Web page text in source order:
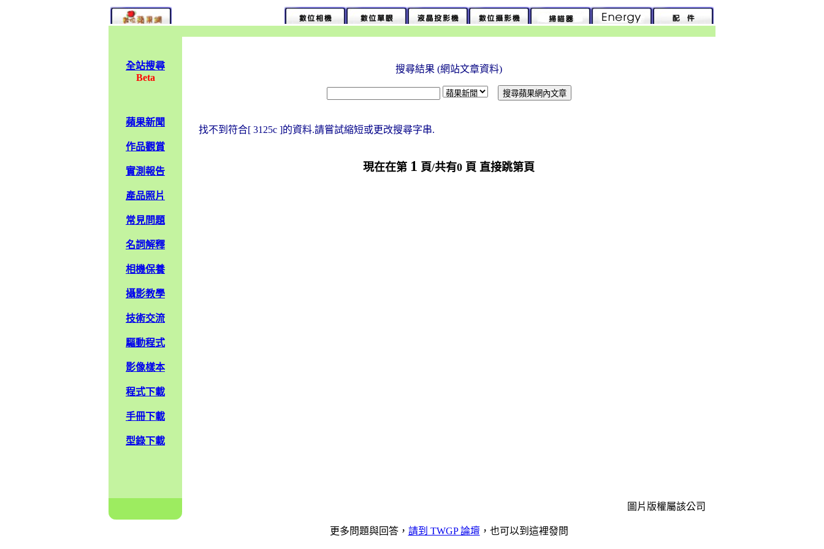
全站搜尋
Beta
蘋果新聞
作品觀賞
實測報告
產品照片
常見問題
名詞解釋
相機保養
攝影教學
技術交流
驅動程式
影像樣本
程式下載
手冊下載
型錄下載
搜尋結果 (網站文章資料)
找不到符合[ 3125c ]的資料.請嘗試縮短或更改搜尋字串.
現在在第 1 頁/共有0 頁 直接跳第頁
圖片版權屬該公司
更多問題與回答， 請到 TWGP 論壇 ，也可以到這裡發問